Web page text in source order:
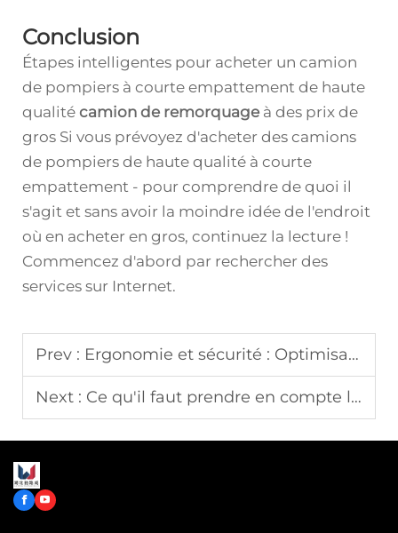
Conclusion
Étapes intelligentes pour acheter un camion
de pompiers à courte empattement de haute
qualité camion de remorquage à des prix de
gros Si vous prévoyez d'acheter des camions
de pompiers de haute qualité à courte
empattement - pour comprendre de quoi il
s'agit et sans avoir la moindre idée de l'endroit
où en acheter en gros, continuez la lecture !
Commencez d'abord par rechercher des
services sur Internet.
Prev : Ergonomie et sécurité : Optimisation de l'aménagement des ambulances pour le transport de patients baria triques et spécialisés
Next : Ce qu'il faut prendre en compte lors de la spécification d'un système à mousse compressée pour une pompe personnalisée